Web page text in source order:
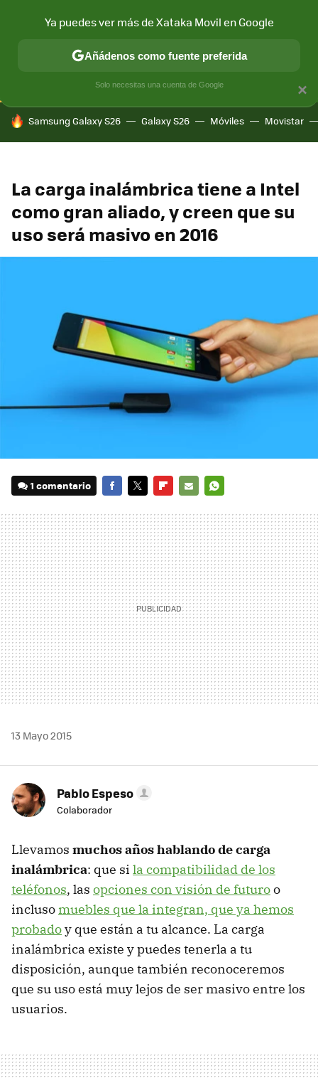
CONECTIVIDAD MÓVIL Y SOCIEDAD APLICACIONES
HOY SE HABLA DE
Samsung Galaxy S26 Galaxy S26 Móviles Movistar
La carga inalámbrica tiene a Intel
como gran aliado, y creen que su
uso será masivo en 2016
1 comentario
MAIL
13 Mayo 2015
Pablo Espeso
Colaborador
Llevamos muchos años hablando de carga
inalámbrica: que si la compatibilidad de los
teléfonos, las opciones con visión de futuroo
incluso muebles que la integran, que ya hemos
probadoy que están a tu alcance. La carga
inalámbrica existe y puedes tenerla a tu
disposición, aunque también reconoceremos
que su uso está muy lejos de ser masivo entre los
usuarios.
×
Ya puedes ver más de Xataka Movil en Google
Añádenos como fuente preferida
Solo necesitas una cuenta de Google